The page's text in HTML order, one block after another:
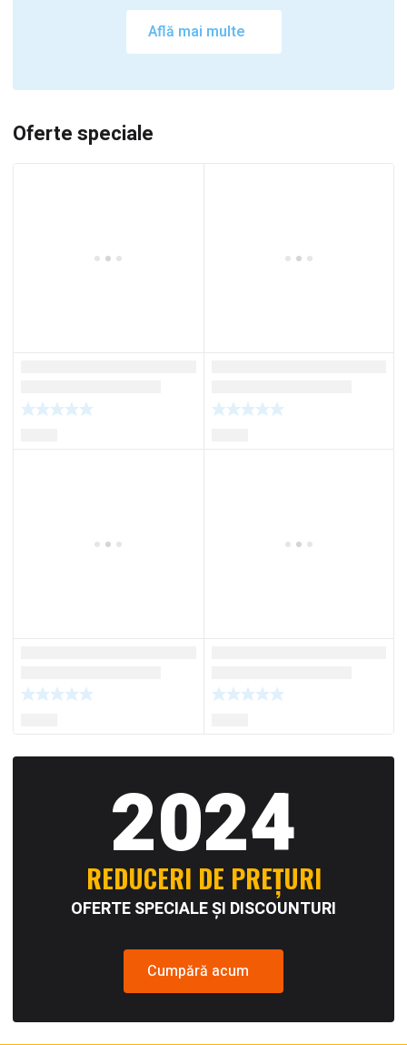
Află mai multe
Oferte speciale
2024
REDUCERI DE PREȚURI
OFERTE SPECIALE ȘI DISCOUNTURI
Cumpără acum